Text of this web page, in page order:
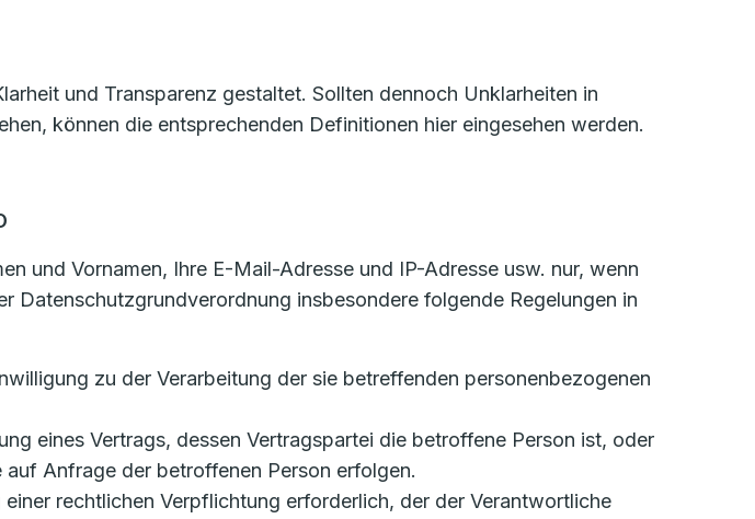
und Transparenz gestaltet. Sollten dennoch Unklarheiten in
können die entsprechenden Definitionen hier eingesehen werden.
und Vornamen, Ihre E-Mail-Adresse und IP-Adresse usw. nur, wenn
Datenschutzgrundverordnung insbesondere folgende Regelungen in
zu der Verarbeitung der sie betreffenden personenbezogenen
eines Vertrags, dessen Vertragspartei die betroffene Person ist, oder
Anfrage der betroffenen Person erfolgen.
rechtlichen Verpflichtung erforderlich, der der Verantwortliche